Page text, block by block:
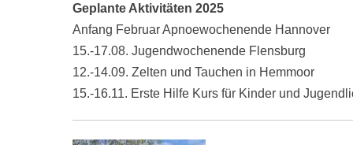
Geplante Aktivitäten 2025
Anfang Februar Apnoewochenende Hannover
15.-17.08. Jugendwochenende Flensburg
12.-14.09. Zelten und Tauchen in Hemmoor
15.-16.11. Erste Hilfe Kurs für Kinder und